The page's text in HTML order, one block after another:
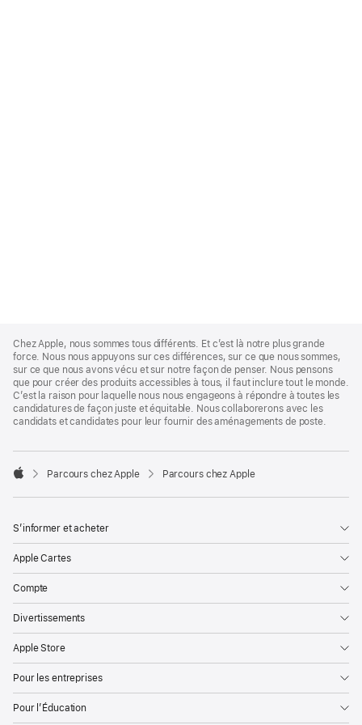
Footer
Chez Apple, nous sommes tous différents. Et c’est là notre plus grande
force. Nous nous appuyons sur ces différences, sur ce que nous sommes,
sur ce que nous avons vécu et sur notre façon de penser. Nous pensons
que pour créer des produits accessibles à tous, il faut inclure tout le monde.
C’est la raison pour laquelle nous nous engageons à répondre à toutes les
candidatures de façon juste et équitable. Nous collaborerons avec les
candidats et candidates pour leur fournir des aménagements de poste.

Parcours chez Apple Parcours chez Apple
S’informer et acheter
Apple Cartes
Compte
Divertissements
Apple Store
Pour les entreprises
Pour l’Éducation